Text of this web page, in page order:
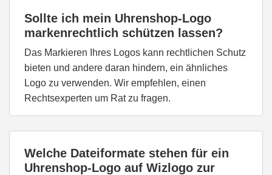
Sollte ich mein Uhrenshop-Logo
markenrechtlich schützen lassen?
Das Markieren Ihres Logos kann rechtlichen Schutz
bieten und andere daran hindern, ein ähnliches
Logo zu verwenden. Wir empfehlen, einen
Rechtsexperten um Rat zu fragen.
Welche Dateiformate stehen für ein
Uhrenshop-Logo auf Wizlogo zur